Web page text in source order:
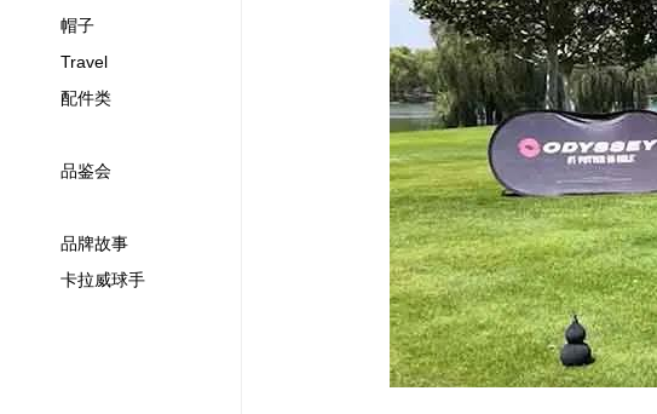
帽子
Travel
配件类
品鉴会
品牌故事
卡拉威球手